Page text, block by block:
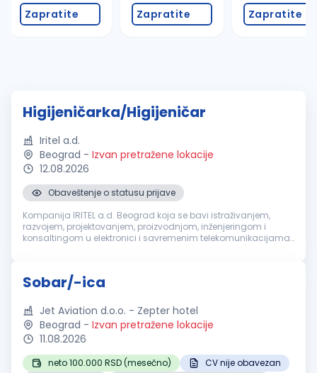
Zapratite Zapratite Zapratite
Higijeničarka/Higijeničar
Iritel a.d.
Beograd - Izvan pretražene lokacije
12.08.2026
Obaveštenje o statusu prijave
Kompanija IRITEL a.d. Beograd koja se bavi istraživanjem,
razvojem, projektovanjem, proizvodnjom, inženjeringom i
konsaltingom u elektronici i savremenim telekomunikacijama,
Sobar/-ica
Jet Aviation d.o.o. - Zepter hotel
Beograd - Izvan pretražene lokacije
11.08.2026
neto 100.000 RSD (mesečno)
CV nije obavezan